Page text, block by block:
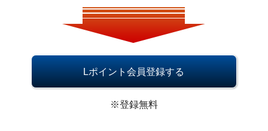
Lポイント会員登録する
※登録無料